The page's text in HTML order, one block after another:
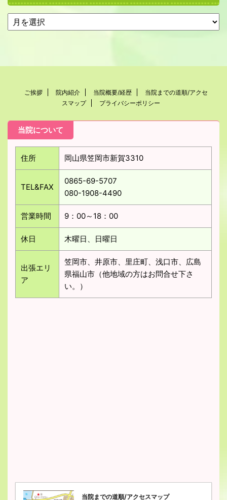
ご挨拶 院内紹介 当院概要/経歴
当院までの道順/アクセ
スマップ
プライバシーポリシー
当院について
住所 岡山県笠岡市新賀3310
TEL&FAX
0865-69-5707
080-1908-4490
営業時間 9：00～18：00
休日 木曜日、日曜日
出張エリ
ア
笠岡市、井原市、里庄町、浅口市、広島
県福山市（他地域の方はお問合せ下さ
い。）
当院までの道順/アクセスマップ